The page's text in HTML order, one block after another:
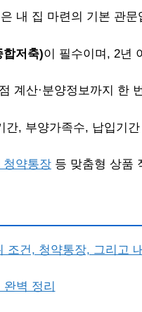
은 내 집 마련의 기본 관문
합저축)이 필수이며, 2년
계산·분양정보까지 한
간, 부양가족수, 납입기
청약통장 등 맞춤형 상품
조건, 청약통장, 그리고
벽 정리